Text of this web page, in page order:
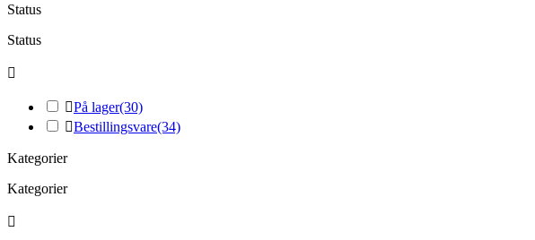
Status
Status

På lager(30)
Bestillingsvare(34)
Kategorier
Kategorier
